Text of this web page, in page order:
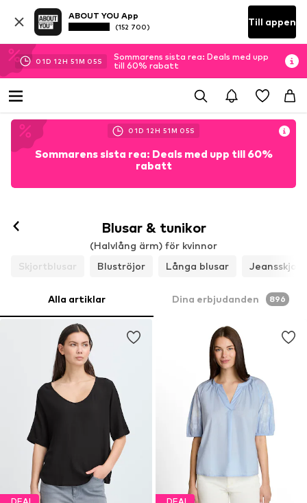
ABOUT YOU App
(152 700) Till appen
01D 12H 51M 03S
Sommarens sista rea: Deals med upp
till 60% rabatt
01D 12H 51M 03S
Sommarens sista rea: Deals med upp till 60%
rabatt
Blusar & tunikor
(Halvlång ärm) för kvinnor
Skjortblusar
Bluströjor Långa blusar
Alla artiklar Dina erbjudanden 896